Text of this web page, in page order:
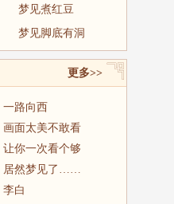
梦见煮红豆
梦见脚底有洞
更多>>
一路向西
画面太美不敢看
让你一次看个够
居然梦见了……
李白